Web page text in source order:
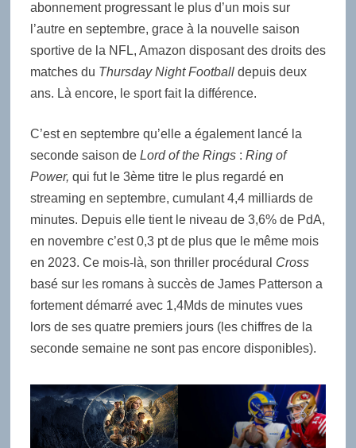
abonnement progressant le plus d’un mois sur
l’autre en septembre, grace à la nouvelle saison
sportive de la NFL, Amazon disposant des droits des
matches du Thursday Night Football depuis deux
ans. Là encore, le sport fait la différence.
C’est en septembre qu’elle a également lancé la
seconde saison de Lord of the Rings: Ring of
Power, qui fut le 3ème titre le plus regardé en
streaming en septembre, cumulant 4,4 milliards de
minutes. Depuis elle tient le niveau de 3,6% de PdA,
en novembre c’est 0,3 pt de plus que le même mois
en 2023. Ce mois-là, son thriller procédural Cross
basé sur les romans à succès de James Patterson a
fortement démarré avec 1,4Mds de minutes vues
lors de ses quatre premiers jours (les chiffres de la
seconde semaine ne sont pas encore disponibles).